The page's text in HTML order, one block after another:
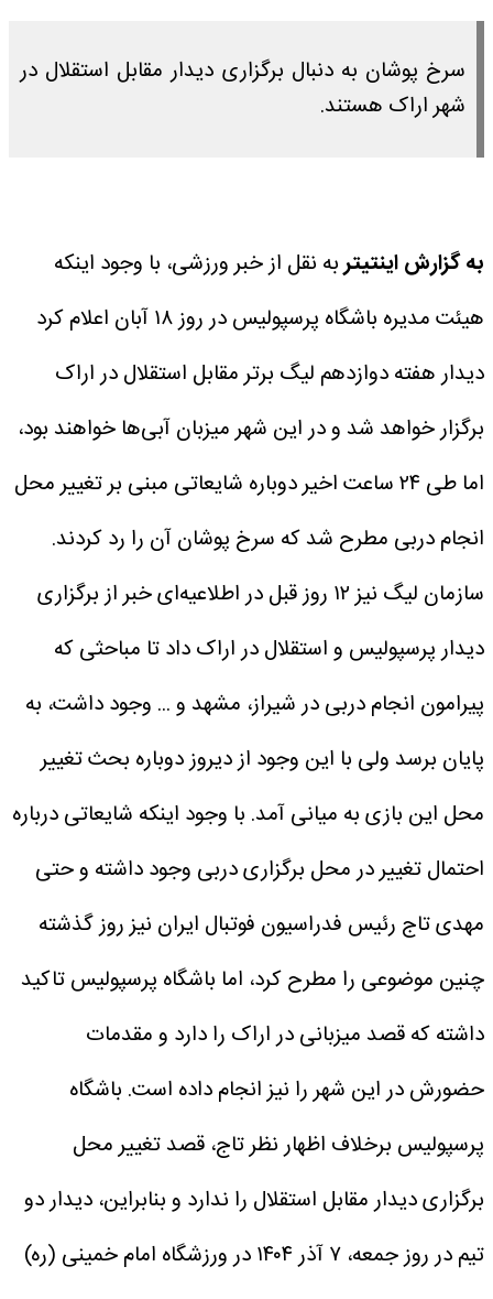
سرخ پوشان به دنبال برگزاری دیدار مقابل استقلال در
شهر اراک هستند.
به گزارش اینتیتربه نقل از خبر ورزشی، با وجود اینکه
هیئت مدیره باشگاه پرسپولیس در روز ۱۸ آبان اعلام کرد
دیدار هفته دوازدهم لیگ برتر مقابل استقلال در اراک
برگزار خواهد شد و در این شهر میزبان آبی‌ها خواهند بود،
اما طی ۲۴ ساعت اخیر دوباره شایعاتی مبنی بر تغییر محل
انجام دربی مطرح شد که سرخ پوشان آن را رد کردند.
سازمان لیگ نیز ۱۲ روز قبل در اطلاعیه‌ای خبر از برگزاری
دیدار پرسپولیس و استقلال در اراک داد تا مباحثی که
پیرامون انجام دربی در شیراز، مشهد و ... وجود داشت، به
پایان برسد ولی با این وجود از دیروز دوباره بحث تغییر
محل این بازی به میانی آمد. با وجود اینکه شایعاتی درباره
احتمال تغییر در محل برگزاری دربی وجود داشته و حتی
مهدی تاج رئیس فدراسیون فوتبال ایران نیز روز گذشته
چنین موضوعی را مطرح کرد، اما باشگاه پرسپولیس تاکید
داشته که قصد میزبانی در اراک را دارد و مقدمات
حضورش در این شهر را نیز انجام داده است. باشگاه
پرسپولیس برخلاف اظهار نظر تاج، قصد تغییر محل
برگزاری دیدار مقابل استقلال را ندارد و بنابراین، دیدار دو
تیم در روز جمعه، ۷ آذر ۱۴۰۴ در ورزشگاه امام خمینی (ره)